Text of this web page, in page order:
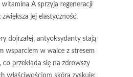
witamina Asprzyja regeneracji
jej elastyczność.
dojrzałej, antyoksydanty stają
wsparciem w walce z stresem
przekłada się na zdrowszy
właściwościom skóra zyskuje: